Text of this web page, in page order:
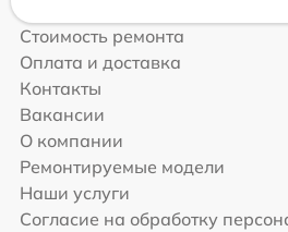
Стоимость ремонта
Оплата и доставка
Контакты
Вакансии
О компании
Ремонтируемые модели
Наши услуги
Согласие на обработку